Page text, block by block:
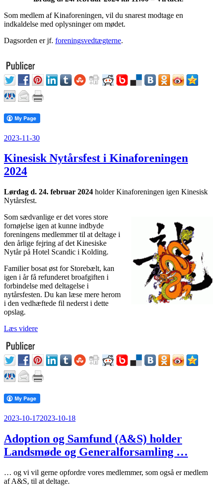
Som medlem af Kinaforeningen, vil du snarest modtage en
indkaldelse med oplysninger om mødet.
Dagsorden er jf. foreningsvedtægterne.
Udgivet
2023-11-30
Kinesisk Nytårsfest i Kinaforeningen
2024
Lørdag d. 24. februar 2024 holder Kinaforeningen igen Kinesisk
Nytårsfest.
Som sædvanlige er det vores store
fornøjelse igen at kunne indbyde
foreningens medlemmer til at deltage i
den årlige fejring af det Kinesiske
Nytår på Hotel Scandic i Kolding.
Familier bosat øst for Storebælt, kan
igen i år få refunderet broafgiften i
forbindelse med deltagelse i
nytårsfesten. Du kan læse mere herom
i den vedhæftede fil nederst i dette
opslag.
Læs videre“Kinesisk
Kinaforeningen
2024”
Udgivet
2023-10-172023-10-18
Adoption og Samfund (A&S) holder
Landsmøde og Generalforsamling …
… og vi vil gerne opfordre vores medlemmer, som også er medlem
af A&S, til at deltage.